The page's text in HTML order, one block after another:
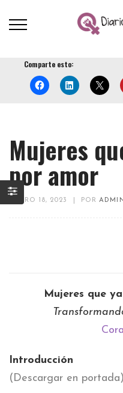
Comparte esto:
Mujeres
por amor
ENERO 18, 2023 POR
Mujeres que
Introducción
(Descargar en portada)